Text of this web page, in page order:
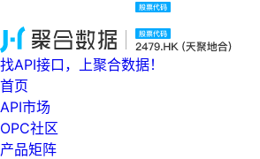
找API接口，上聚合数据！
首页
API市场
OPC社区
产品矩阵